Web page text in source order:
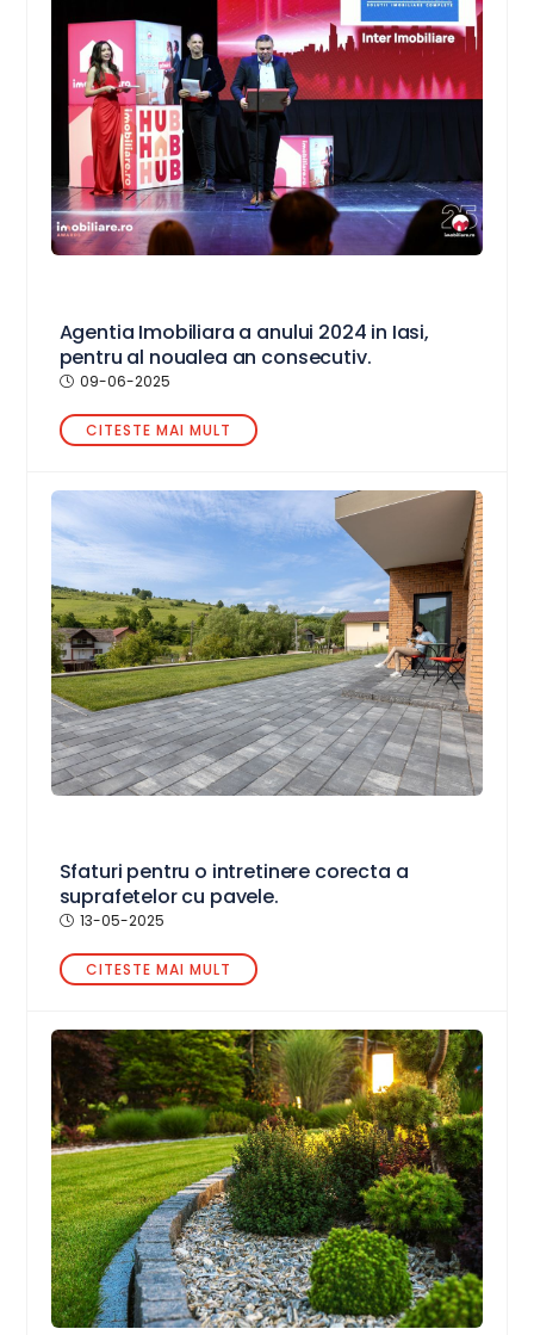
Agentia Imobiliara a anului 2024 in Iasi,
pentru al noualea an consecutiv.
09-06-2025
CITESTE MAI MULT
Sfaturi pentru o intretinere corecta a
suprafetelor cu pavele.
13-05-2025
CITESTE MAI MULT